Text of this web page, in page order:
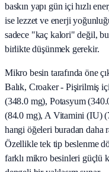
baskın yapı gün içi hızlı
ise lezzet ve enerji
sadece "kaç kalori" değil,
birlikte düşünmek gerekir.
Mikro besin tarafında öne
Balık, Croaker - Pişirilmiş
(348.0 mg), Potasyum
(84.0 mg), A Vitamini (IU)
hangi öğeleri buradan daha
Özellikle tek tip beslenme
farklı mikro besinleri güçlü